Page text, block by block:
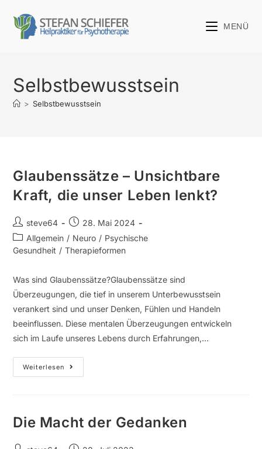
MENÜ
Selbstbewusstsein
> Selbstbewusstsein
Glaubenssätze – Unsichtbare
Kraft, die unser Leben lenkt?
steve64
28. Mai 2024
Allgemein / Neuro / Psychische
Gesundheit / Therapieformen
Was sind Glaubenssätze?Glaubenssätze sind
Überzeugungen, die tief in unserem Unterbewusstsein
verankert sind und unser Denken, Fühlen und Handeln
beeinflussen. Diese mentalen Überzeugungen entwickeln
sich im Laufe unseres Lebens durch Erfahrungen,…
Weiterlesen
Die Macht der Gedanken